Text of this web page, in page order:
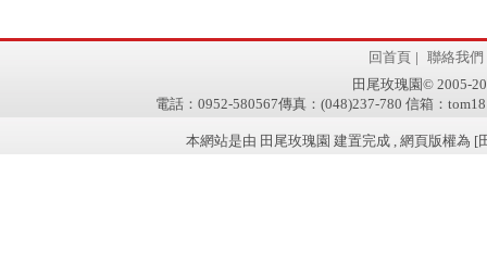
回首頁 | 聯絡我們
田尾玫瑰園© 2005-
電話：0952-580567傳真：(048)237-780 信箱：
本網站是由 田尾玫瑰園 建置完成 , 網頁版權為